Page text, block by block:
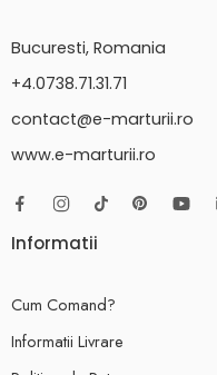
Bucuresti, Romania
+4.0738.71.31.71
contact@e-marturii.ro
www.e-marturii.ro
Informatii
Cum Comand?
Informatii Livrare